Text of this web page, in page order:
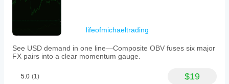
lifeofmichaeltrading
See USD demand in one line—Composite OBV fuses six major
FX pairs into a clear momentum gauge.
5.0 (1) $19